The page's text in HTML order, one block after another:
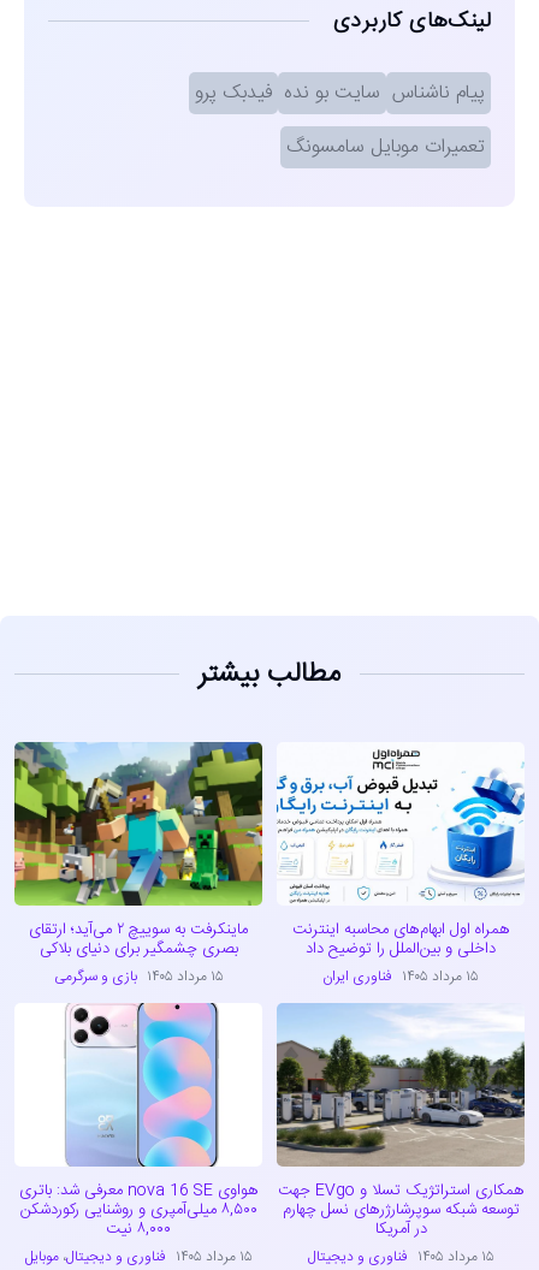
لینک‌های کاربردی
پیام ناشناس سایت بو نده فیدبک پرو
تعمیرات موبایل سامسونگ
مطالب بیشتر
همراه اول ابهام‌های محاسبه اینترنت
داخلی و بین‌الملل را توضیح داد
۱۵ مرداد ۱۴۰۵ فناوری ایران
ماینکرفت به سوییچ ۲ می‌آید؛ ارتقای
بصری چشمگیر برای دنیای بلاکی
۱۵ مرداد ۱۴۰۵ بازی و سرگرمی
همکاری استراتژیک تسلا و EVgo جهت
توسعه شبکه سوپرشارژرهای نسل چهارم
در آمریکا
۱۵ مرداد ۱۴۰۵ فناوری و دیجیتال
هواوی nova 16 SE معرفی شد: باتری
۸,۵۰۰ میلی‌آمپری و روشنایی رکوردشکن
۸,۰۰۰ نیت
۱۵ مرداد ۱۴۰۵ فناوری و دیجیتال،موبایل